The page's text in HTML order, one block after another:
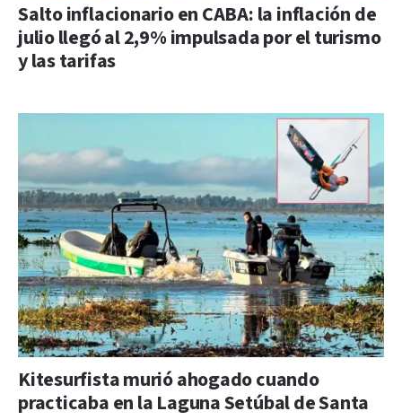
Salto inflacionario en CABA: la inflación de
julio llegó al 2,9% impulsada por el turismo
y las tarifas
Kitesurfista murió ahogado cuando
practicaba en la Laguna Setúbal de Santa